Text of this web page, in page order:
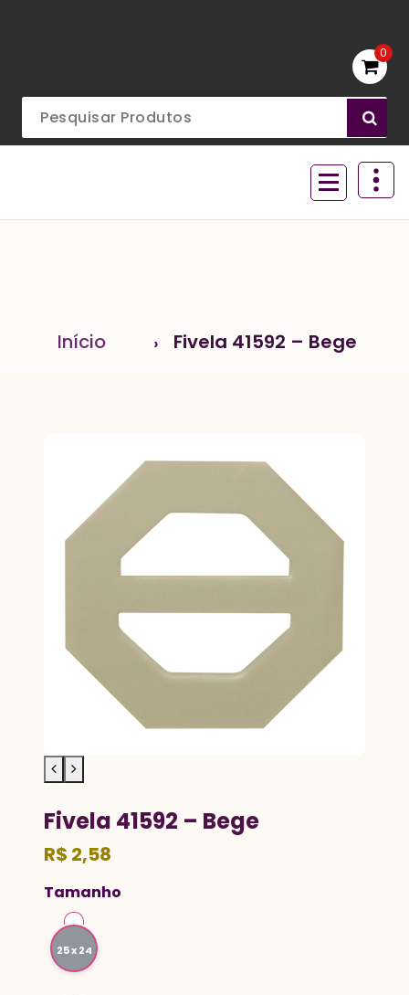
0
Acessórios para aviamentos
Início Fivela 41592 – Bege
Fivela 41592 – Bege
R$ 2,58
Tamanho
25 x 24